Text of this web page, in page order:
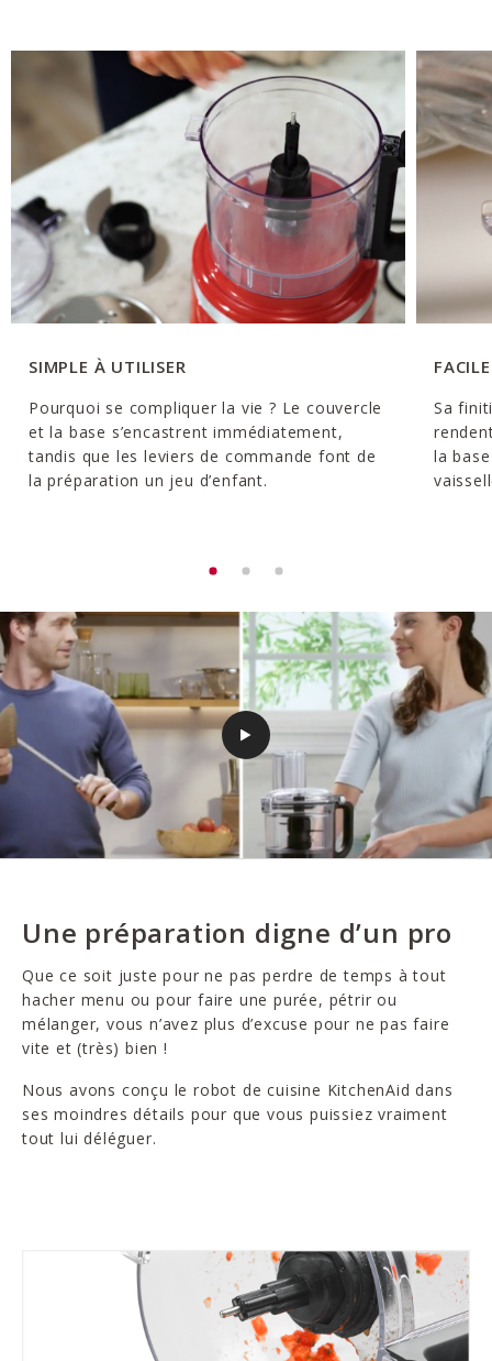
SIMPLE À UTILISER
Pourquoi se compliquer la vie ? Le couvercle
et la base s’encastrent immédiatement,
tandis que les leviers de commande font de
la préparation un jeu d’enfant.
Sa
la
Une préparation digne d’un pro
Que ce soit juste pour ne pas perdre de temps à tout
hacher menu ou pour faire une purée, pétrir ou
mélanger, vous n’avez plus d’excuse pour ne pas faire
vite et (très) bien !
Nous avons conçu le robot de cuisine KitchenAid dans
ses moindres détails pour que vous puissiez vraiment
tout lui déléguer.